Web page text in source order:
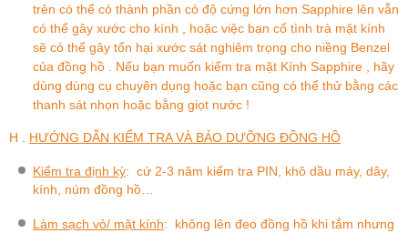
trên có thể có thành phần có độ cứng lớn hơn Sapphire lên vẫn
có thể gây xước cho kính , hoặc việc bạn cố tình trà mặt kính
sẽ có thể gây tổn hại xước sát nghiêm trọng cho niềng Benzel
của đồng hồ . Nếu bạn muốn kiểm tra mặt Kính Sapphire , hãy
dùng dùng cụ chuyên dụng hoặc bạn cũng có thể thử bằng các
thanh sát nhọn hoặc bằng giọt nước !
H . HƯỚNG DẪN KIỂM TRA VÀ BẢO DƯỠNG ĐỒNG HỒ
Kiểm tra định kỳ: cứ 2-3 năm kiểm tra PIN, khô dầu máy, dây,
kính, núm đồng hồ…
Làm sạch vỏ/ mặt kính: không lên đeo đồng hồ khi tắm nhưng